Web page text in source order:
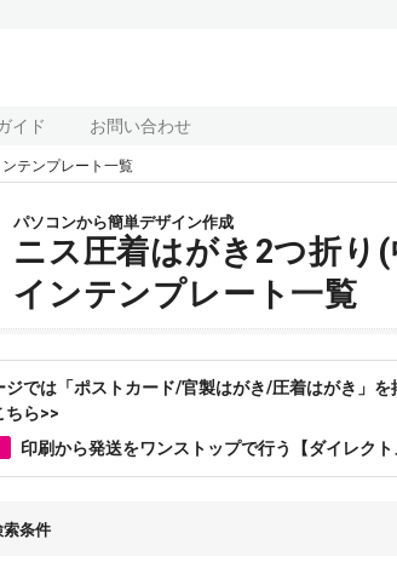
イド お問い合わせ
テンプレート一覧
パソコンから簡単デザイン作成
ニス圧着はがき2つ折り
インテンプレート一覧
ジでは「ポストカード/官製はがき/圧着はがき」
ちら>>
印刷から発送をワンストップで行う【ダイレク
索条件